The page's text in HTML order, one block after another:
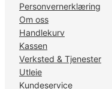
Personvernerklæring
Om oss
Handlekurv
Kassen
Verksted & Tjenester
Utleie
Kundeservice